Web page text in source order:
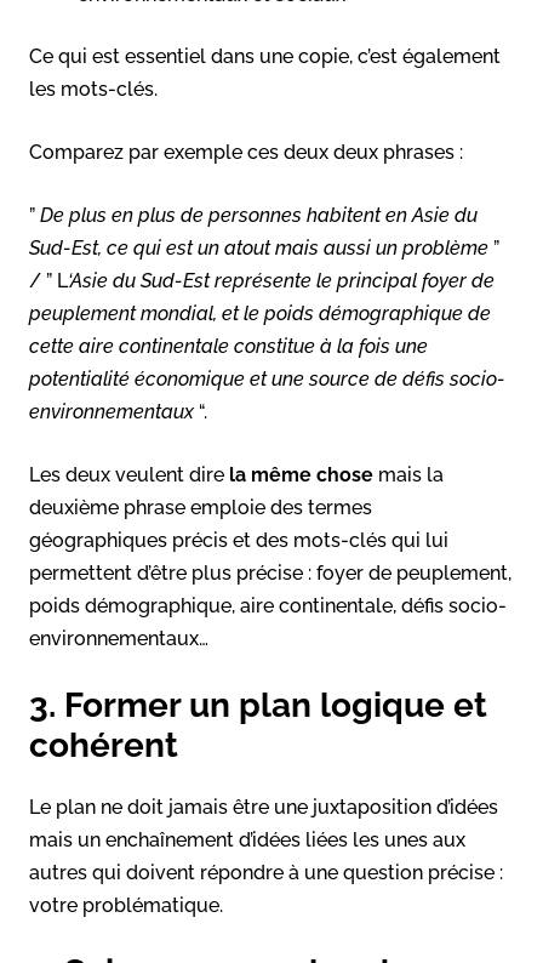
Ce qui est essentiel dans une copie, c’est également
les mots-clés.
Comparez par exemple ces deux deux phrases :
” De plus en plus de personnes habitent en Asie du
Sud-Est, ce qui est un atout mais aussi un problème ”
/ ” L‘Asie du Sud-Est représente le principal foyer de
peuplement mondial, et le poids démographique de
cette aire continentale constitue à la fois une
potentialité économique et une source de défis socio-
environnementaux“.
Les deux veulent dire la même chose mais la
deuxième phrase emploie des termes
géographiques précis et des mots-clés qui lui
permettent d’être plus précise : foyer de peuplement,
poids démographique, aire continentale, défis socio-
environnementaux…
3. Former un plan logique et
cohérent
Le plan ne doit jamais être une juxtaposition d’idées
mais un enchaînement d’idées liées les unes aux
autres qui doivent répondre à une question précise :
votre problématique.